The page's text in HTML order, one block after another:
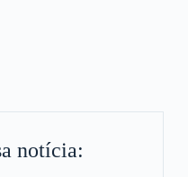
notícia: